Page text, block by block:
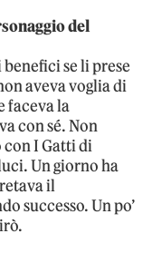
del
se li prese
aveva voglia di
faceva la
con sé. Non
con I Gatti di
Un giorno ha
il
successo. Un po’